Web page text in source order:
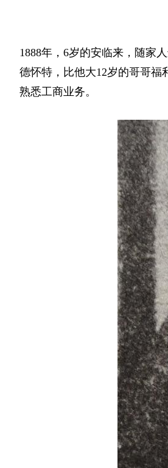
1888年，6岁的安临来，随家
德怀特，比他大12岁的哥哥福
熟悉工商业务。